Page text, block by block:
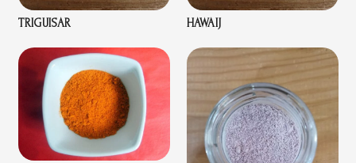
TRIGUISAR HAWAIJ